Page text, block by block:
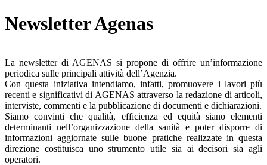
Newsletter Agenas
La newsletter di AGENAS si propone di offrire un’informazione
periodica sulle principali attività dell’Agenzia.
Con questa iniziativa intendiamo, infatti, promuovere i lavori più
recenti e significativi di AGENAS attraverso la redazione di articoli,
interviste, commenti e la pubblicazione di documenti e dichiarazioni.
Siamo convinti che qualità, efficienza ed equità siano elementi
determinanti nell’organizzazione della sanità e poter disporre di
informazioni aggiornate sulle buone pratiche realizzate in questa
direzione costituisca uno strumento utile sia ai decisori sia agli
operatori.